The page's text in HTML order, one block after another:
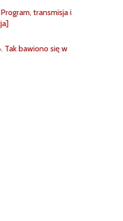
transmisja i
Tak bawiono się w